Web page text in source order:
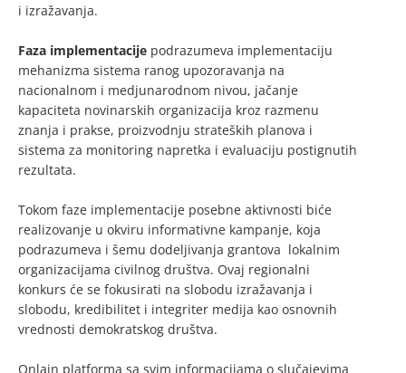
i izražavanja.
Faza implementacije podrazumeva implementaciju
mehanizma sistema ranog upozoravanja na
nacionalnom i medjunarodnom nivou, jačanje
kapaciteta novinarskih organizacija kroz razmenu
znanja i prakse, proizvodnju strateških planova i
sistema za monitoring napretka i evaluaciju postignutih
rezultata.
Tokom faze implementacije posebne aktivnosti biće
realizovanje u okviru informativne kampanje, koja
podrazumeva i šemu dodeljivanja grantova lokalnim
organizacijama civilnog društva. Ovaj regionalni
konkurs će se fokusirati na slobodu izražavanja i
slobodu, kredibilitet i integriter medija kao osnovnih
vrednosti demokratskog društva.
Onlajn platforma sa svim informacijama o slučajevima